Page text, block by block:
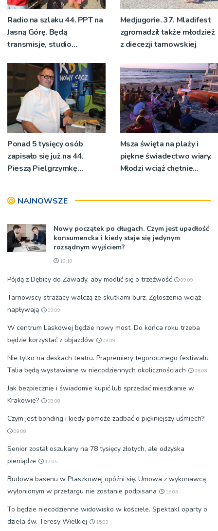
Radio na szlaku 44. PPT na
Jasną Górę. Będą
transmisje, studio
pozdrowienia
Medjugorie. 37. Mladifest
zgromadził także młodzież
z diecezji tarnowskiej
Ponad 5 tysięcy osób
zapisało się już na 44.
Pieszą Pielgrzymkę
Msza święta na plaży i
piękne świadectwo wiary.
Młodzi wciąż chętnie
NAJNOWSZE
Nowy początek po długach. Czym jest upadłość
konsumencka i kiedy staje się jedynym
rozsądnym wyjściem?
10:10
Pójdą z Dębicy do Zawady, aby modlić się o trzeźwość 09:09
Tarnowscy strażacy walczą ze skutkami burz. Zgłoszenia wciąż
napływają
09:09
W centrum Laskowej będzie nowy most. Do końca roku trzeba
będzie korzystać z objazdów
09:09
Nie tylko na deskach teatru. Prapremiery tegorocznego festiwalu
Talia będą wystawiane w niecodziennych okolicznościach
08:08
Jak bezpiecznie i świadomie kupić lub sprzedać mieszkanie w
Krakowie?
08:08
Czym jest bonding i kiedy pomoże zadbać o piękniejszy uśmiech?
08:08
Senior został oszukany na 78 tysięcy złotych, ale odzyska
pieniądze
17:05
Budowa basenu w Ptaszkowej opóźni się. Umowa z wykonawcą
wyłonionym w przetargu nie zostanie podpisana
15:03
To będzie niecodzienne widowisko w kościele. Spektakl oparty o
dzieła św. Teresy Wielkiej
15:03